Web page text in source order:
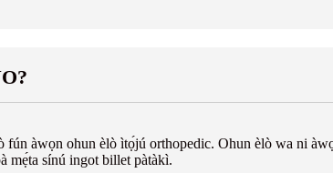
àwọn ohun èlò ìtọ́jú orthopedic. Ohun èlò wa ni
mẹ́ta sínú ingot billet pàtàkì.